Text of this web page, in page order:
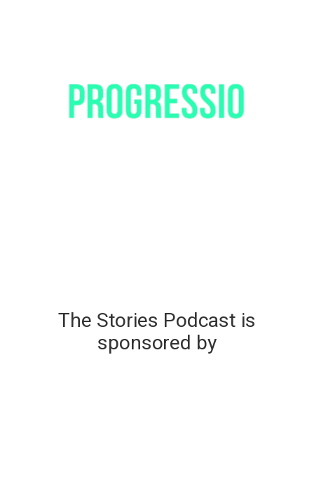
The Stories Podcast is
sponsored by